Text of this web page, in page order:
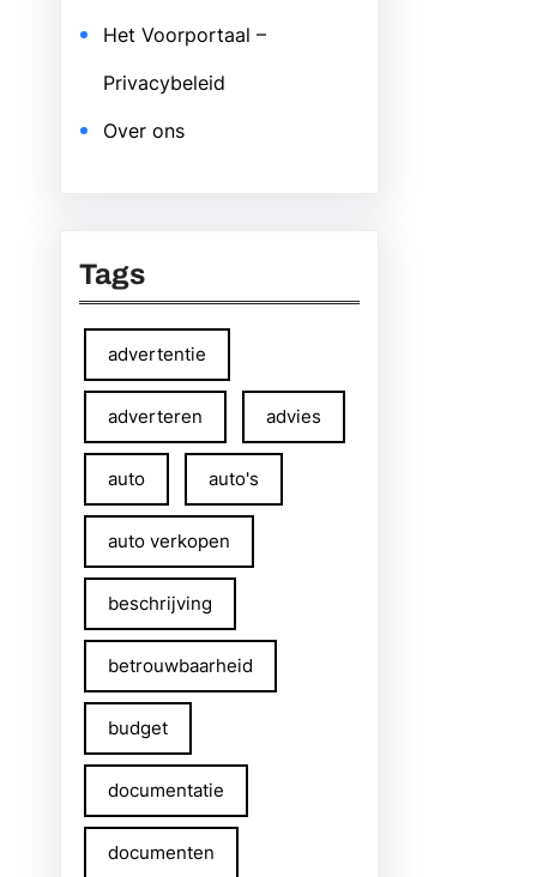
Het Voorportaal –
Privacybeleid
Over ons
Tags
advertentie
adverteren advies
auto auto's
auto verkopen
beschrijving
betrouwbaarheid
budget
documentatie
documenten